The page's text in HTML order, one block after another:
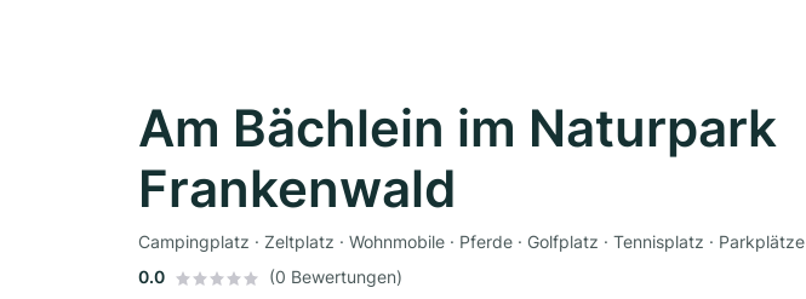
Am Bächlein im Naturpark
Frankenwald
Campingplatz · Zeltplatz · Wohnmobile · Pferde · Golfplatz · Tennisplatz · Parkplätze
0.0
(0 Bewertungen)